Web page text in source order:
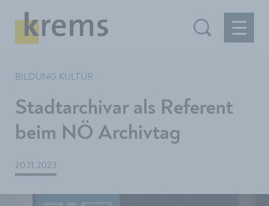
BILDUNG KULTUR
Stadtarchivar als Referent
beim NÖ Archivtag
20.11.2023